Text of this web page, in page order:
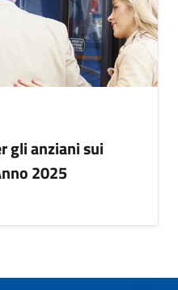
gli anziani sui
2025